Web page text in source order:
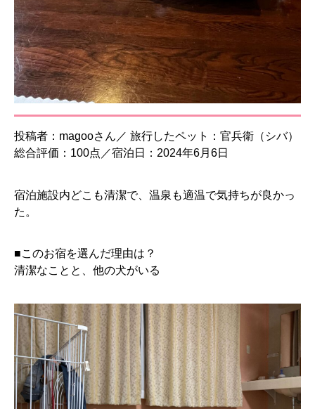
投稿者：magooさん／ 旅行したペット：官兵衛（シバ）
総合評価：100点／宿泊日：2024年6月6日
宿泊施設内どこも清潔で、温泉も適温で気持ちが良かっ
た。
■このお宿を選んだ理由は？
清潔なことと、他の犬がいる